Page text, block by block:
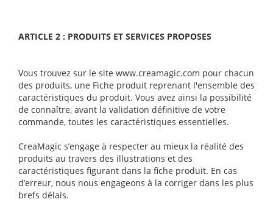
ARTICLE 2 : PRODUITS ET SERVICES PROPOSES
Vous trouvez sur le site www.creamagic.com pour chacun
des produits, une Fiche produit reprenant l'ensemble des
caractéristiques du produit. Vous avez ainsi la possibilité
de connaître, avant la validation définitive de votre
commande, toutes les caractéristiques essentielles.
CreaMagic s’engage à respecter au mieux la réalité des
produits au travers des illustrations et des
caractéristiques figurant dans la fiche produit. En cas
d’erreur, nous nous engageons à la corriger dans les plus
brefs délais.